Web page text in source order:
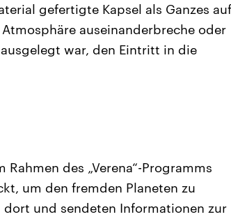
gefertigte Kapsel als Ganzes auf
auseinanderbreche oder
war, den Eintritt in die
des „Verena“-Programms
um den fremden Planeten zu
und sendeten Informationen zur